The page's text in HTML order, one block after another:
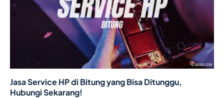
Jasa Service HP di Bitung yang Bisa Ditunggu,
Hubungi Sekarang!